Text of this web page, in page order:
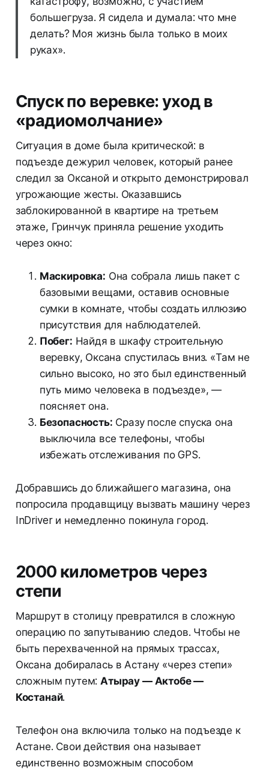
большегруза. Я сидела и думала: что мне
делать? Моя жизнь была только в моих
руках».
Спуск по веревке: уход в
«радиомолчание»
Ситуация в доме была критической: в
подъезде дежурил человек, который ранее
следил за Оксаной и открыто демонстрировал
угрожающие жесты. Оказавшись
заблокированной в квартире на третьем
этаже, Гринчук приняла решение уходить
через окно:
Маскировка: Она собрала лишь пакет с
базовыми вещами, оставив основные
сумки в комнате, чтобы создать иллюзию
присутствия для наблюдателей.
Побег: Найдя в шкафу строительную
веревку, Оксана спустилась вниз. «Там не
сильно высоко, но это был единственный
путь мимо человека в подъезде», —
поясняет она.
Безопасность: Сразу после спуска она
выключила все телефоны, чтобы
избежать отслеживания по GPS.
Добравшись до ближайшего магазина, она
попросила продавщицу вызвать машину через
InDriver и немедленно покинула город.
2000 километров через
степи
Маршрут в столицу превратился в сложную
операцию по запутыванию следов. Чтобы не
быть перехваченной на прямых трассах,
Оксана добиралась в Астану «через степи»
сложным путем:Атырау — Актобе —
Костанай.
Телефон она включила только на подъезде к
Астане. Свои действия она называет
единственно возможным способом